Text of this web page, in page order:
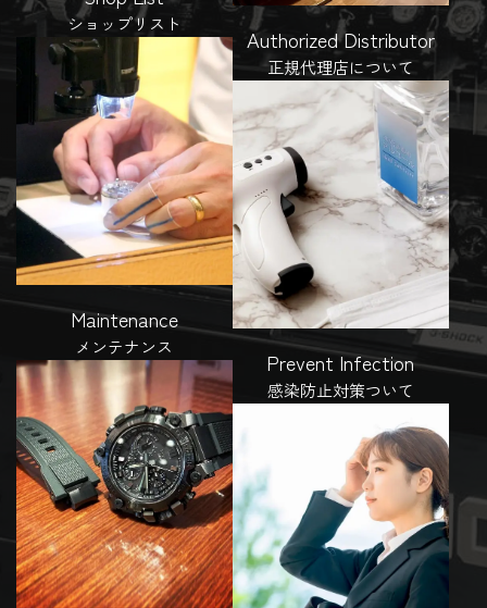
ショップリスト
Authorized Distributor
正規代理店について
Maintenance
メンテナンス
Prevent Infection
感染防止対策ついて